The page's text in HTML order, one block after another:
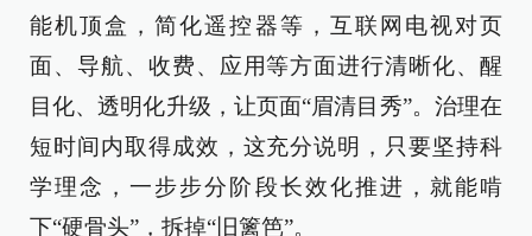
能机顶盒，简化遥控器等，互联网电视对页
面、导航、收费、应用等方面进行清晰化、醒
目化、透明化升级，让页面“眉清目秀”。治理在
短时间内取得成效，这充分说明，只要坚持科
学理念，一步步分阶段长效化推进，就能啃
下“硬骨头”，拆掉“旧篱笆”。